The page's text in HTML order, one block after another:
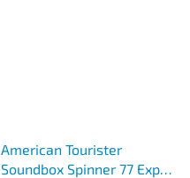
American Tourister
Soundbox Spinner 77 Exp.